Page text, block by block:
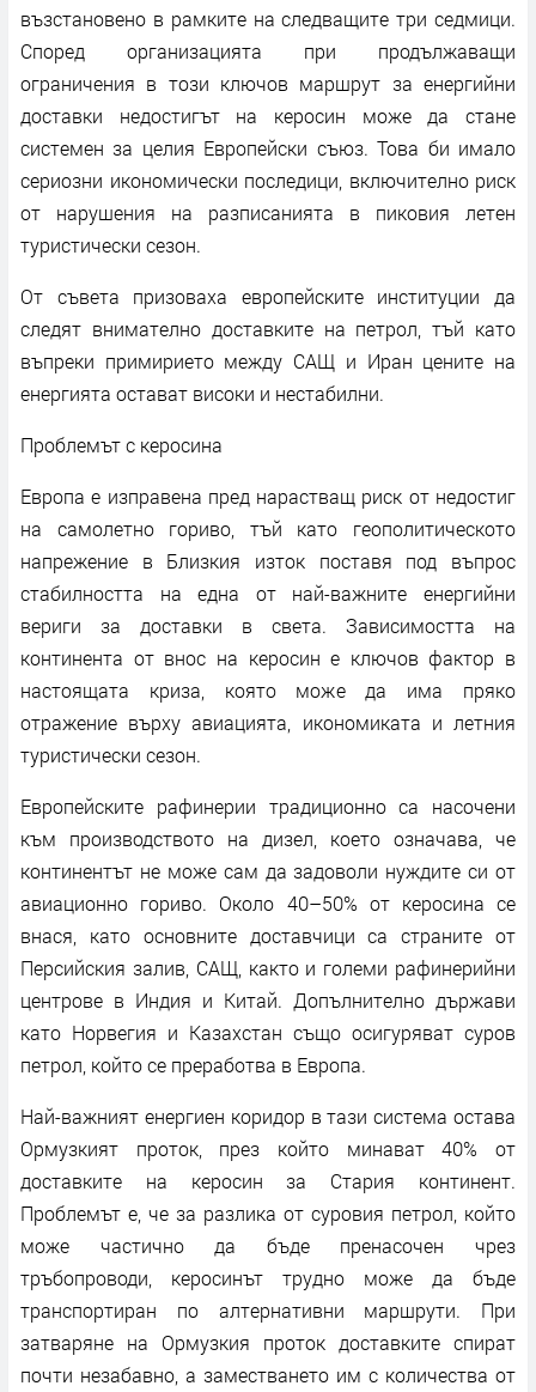
възстановено в рамките на следващите три седмици.
Според организацията при продължаващи
ограничения в този ключов маршрут за енергийни
доставки недостигът на керосин може да стане
системен за целия Европейски съюз. Това би имало
сериозни икономически последици, включително риск
от нарушения на разписанията в пиковия летен
туристически сезон.
От съвета призоваха европейските институции да
следят внимателно доставките на петрол, тъй като
въпреки примирието между САЩ и Иран цените на
енергията остават високи и нестабилни.
Проблемът с керосина
Европа е изправена пред нарастващ риск от недостиг
на самолетно гориво, тъй като геополитическото
напрежение в Близкия изток поставя под въпрос
стабилността на една от най-важните енергийни
вериги за доставки в света. Зависимостта на
континента от внос на керосин е ключов фактор в
настоящата криза, която може да има пряко
отражение върху авиацията, икономиката и летния
туристически сезон.
Европейските рафинерии традиционно са насочени
към производството на дизел, което означава, че
континентът не може сам да задоволи нуждите си от
авиационно гориво. Около 40–50% от керосина се
внася, като основните доставчици са страните от
Персийския залив, САЩ, както и големи рафинерийни
центрове в Индия и Китай. Допълнително държави
като Норвегия и Казахстан също осигуряват суров
петрол, който се преработва в Европа.
Най-важният енергиен коридор в тази система остава
Ормузкият проток, през който минават 40% от
доставките на керосин за Стария континент.
Проблемът е, че за разлика от суровия петрол, който
може частично да бъде пренасочен чрез
тръбопроводи, керосинът трудно може да бъде
транспортиран по алтернативни маршрути. При
затваряне на Ормузкия проток доставките спират
почти незабавно, а заместването им с количества от